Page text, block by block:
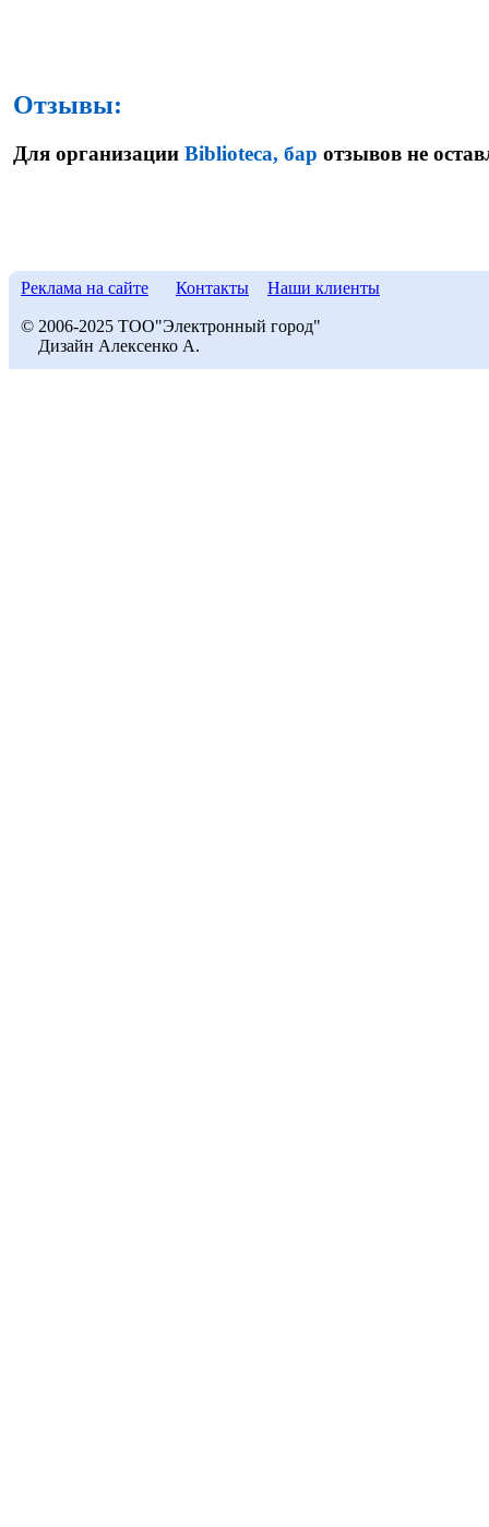
Отзывы:
Для организации Biblioteca, бар отзывов не
Реклама на сайте Контакты Наши клиенты
© 2006-2025 ТОО"Электронный город"
Дизайн Алексенко А.